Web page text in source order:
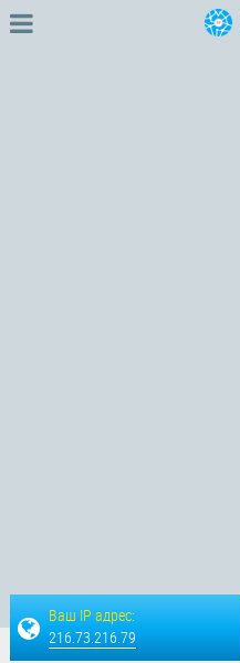
Ваш IP адрес:
216.73.216.79